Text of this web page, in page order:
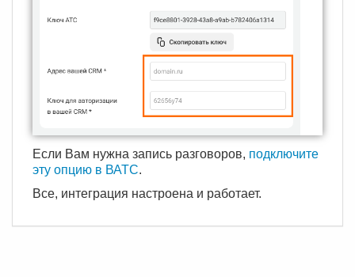
Если Вам нужна запись разговоров, подключите
эту опцию в ВАТС.
Все, интеграция настроена и работает.